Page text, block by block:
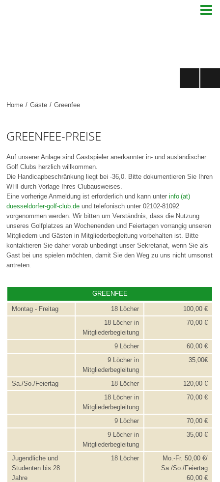

Home / Gäste / Greenfee
GREENFEE-PREISE
Auf unserer Anlage sind Gastspieler anerkannter in- und ausländischer
Golf Clubs herzlich willkommen.
Die Handicapbeschränkung liegt bei -36,0. Bitte dokumentieren Sie Ihren
WHI durch Vorlage Ihres Clubausweises.
Eine vorherige Anmeldung ist erforderlich und kann unterinfo (at)
duesseldorfer-golf-club.de und telefonisch unter 02102-81092
vorgenommen werden. Wir bitten um Verständnis, dass die Nutzung
unseres Golfplatzes an Wochenenden und Feiertagen vorrangig unseren
Mitgliedern und Gästen in Mitgliederbegleitung vorbehalten ist. Bitte
kontaktieren Sie daher vorab unbedingt unser Sekretariat, wenn Sie als
Gast bei uns spielen möchten, damit Sie den Weg zu uns nicht umsonst
antreten.
GREENFEE
Montag - Freitag 18 Löcher
100,00 €
18 Löcher in
Mitgliederbegleitung
70,00 €
9 Löcher
60,00 €
9 Löcher in
Mitgliederbegleitung
35,00€
Sa./So./Feiertag 18 Löcher
120,00 €
18 Löcher in
Mitgliederbegleitung
70,00 €
9 Löcher
70,00 €
9 Löcher in
Mitgliederbegleitung
35,00 €
Jugendliche und
Studenten bis 28
Jahre
18 Löcher
Mo.-Fr. 50,00 €/
Sa./So./Feiertag
60,00 €